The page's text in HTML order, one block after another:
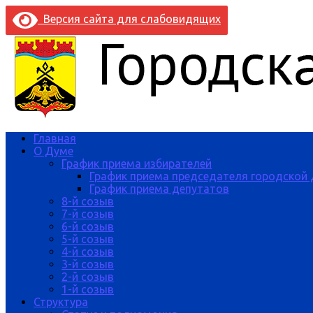
Версия сайта для слабовидящих
Главная
О Думе
График приема избирателей
График приема председателя
График приема депутатов
8-й созыв
7-й созыв
6-й созыв
5-й созыв
4-й созыв
3-й созыв
2-й созыв
1-й созыв
Структура